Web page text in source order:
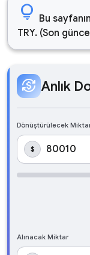
lightbulb Bu
TRY. (Son
currency_exchange Anlık
Dönüştürülecek
$
Alınacak Miktar